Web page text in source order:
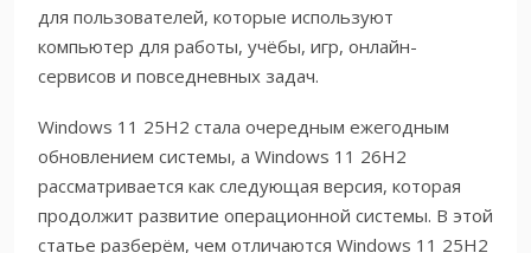
для пользователей, которые используют
компьютер для работы, учёбы, игр, онлайн-
сервисов и повседневных задач.
Windows 11 25H2 стала очередным ежегодным
обновлением системы, а Windows 11 26H2
рассматривается как следующая версия, которая
продолжит развитие операционной системы. В этой
статье разберём, чем отличаются Windows 11 25H2